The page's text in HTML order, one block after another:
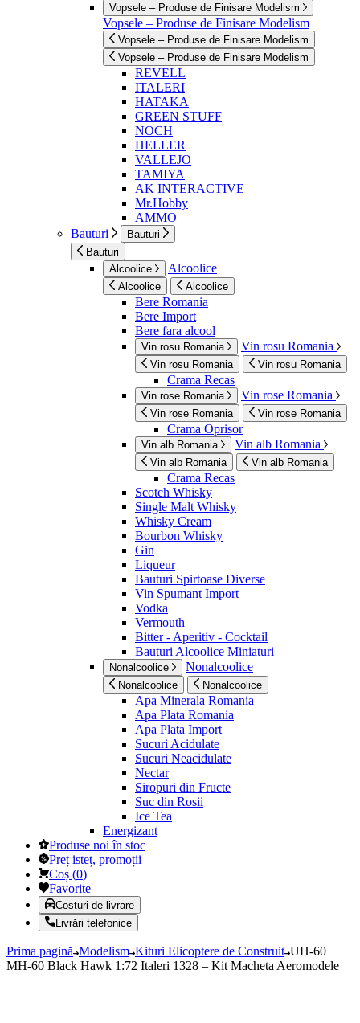
Vopsele – Produse de Finisare Modelism
Vopsele – Produse de Finisare Modelism
Vopsele – Produse de Finisare Modelism
Vopsele – Produse de Finisare Modelism
REVELL
ITALERI
HATAKA
GREEN STUFF
NOCH
HELLER
VALLEJO
TAMIYA
AK INTERACTIVE
Mr.Hobby
AMMO
Bauturi
Bauturi
Bauturi
Alcoolice
Alcoolice
Alcoolice Alcoolice
Bere Romania
Bere Import
Bere fara alcool
Vin rosu Romania Vin rosu Romania
Vin rosu Romania Vin rosu Romania
Crama Recas
Vin rose Romania Vin rose Romania
Vin rose Romania Vin rose Romania
Crama Oprisor
Vin alb Romania Vin alb Romania
Vin alb Romania Vin alb Romania
Crama Recas
Scotch Whisky
Single Malt Whisky
Whisky Cream
Bourbon Whisky
Gin
Liqueur
Bauturi Spirtoase Diverse
Vin Spumant Import
Vodka
Vermouth
Bitter - Aperitiv - Cocktail
Bauturi Alcoolice Miniaturi
Nonalcoolice Nonalcoolice
Nonalcoolice Nonalcoolice
Apa Minerala Romania
Apa Plata Romania
Apa Plata Import
Sucuri Acidulate
Sucuri Neacidulate
Nectar
Siropuri din Fructe
Suc din Rosii
Ice Tea
Energizant
Produse noi în stoc
Preț isteț, promoții
Coș (0)
Favorite
Costuri de livrare
Livrări telefonice
Prima pagină Modelism Kituri Elicoptere de Construit UH-60
MH-60 Black Hawk 1:72 Italeri 1328 – Kit Macheta Aeromodele